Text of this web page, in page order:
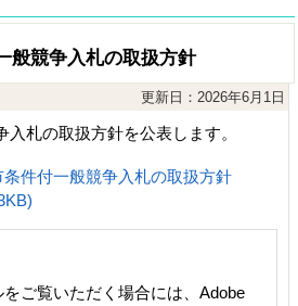
般競争入札の取扱方針
更新日：2026年6月1日
入札の取扱方針を公表します。
件付一般競争入札の取扱方針
ご覧いただく場合には、Adobe